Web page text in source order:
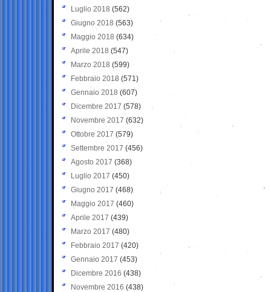
Luglio 2018 (562)
Giugno 2018 (563)
Maggio 2018 (634)
Aprile 2018 (547)
Marzo 2018 (599)
Febbraio 2018 (571)
Gennaio 2018 (607)
Dicembre 2017 (578)
Novembre 2017 (632)
Ottobre 2017 (579)
Settembre 2017 (456)
Agosto 2017 (368)
Luglio 2017 (450)
Giugno 2017 (468)
Maggio 2017 (460)
Aprile 2017 (439)
Marzo 2017 (480)
Febbraio 2017 (420)
Gennaio 2017 (453)
Dicembre 2016 (438)
Novembre 2016 (438)